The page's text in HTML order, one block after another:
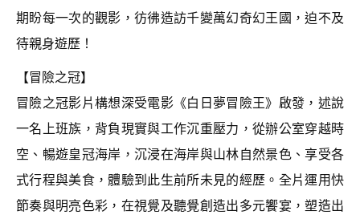
期盼每一次的觀影，彷彿造訪千變萬幻奇幻王國，迫不及
待親身遊歷！
【冒險之冠】
冒險之冠影片構想深受電影《白日夢冒險王》啟發，述說
一名上班族，背負現實與工作沉重壓力，從辦公室穿越時
空、暢遊皇冠海岸，沉浸在海岸與山林自然景色、享受各
式行程與美食，體驗到此生前所未見的經歷。全片運用快
節奏與明亮色彩，在視覺及聽覺創造出多元饗宴，塑造出